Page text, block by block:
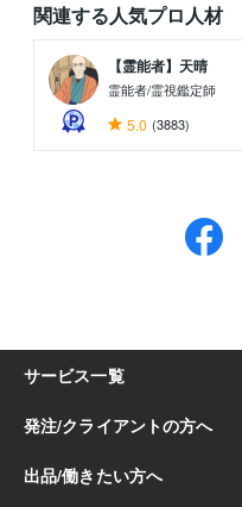
関連する人気プロ人材
【霊能者】天晴
霊能者/霊視鑑定師
5.0 (3883)